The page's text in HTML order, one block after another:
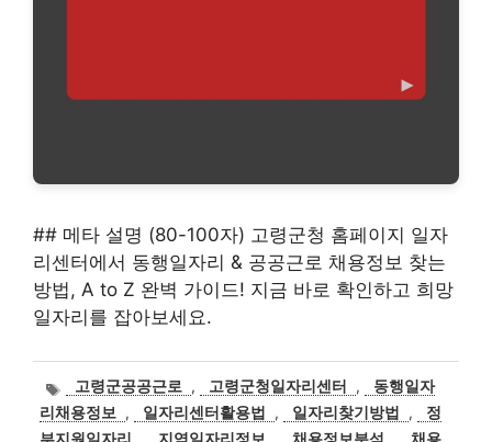
## 메타 설명 (80-100자) 고령군청 홈페이지 일자
리센터에서 동행일자리 & 공공근로 채용정보 찾는
방법, A to Z 완벽 가이드! 지금 바로 확인하고 희망
일자리를 잡아보세요.
태
그
고령군공공근로 , 고령군청일자리센터 ,
동행일자
리채용정보 , 일자리센터활용법 , 일자리찾기방법 ,
정